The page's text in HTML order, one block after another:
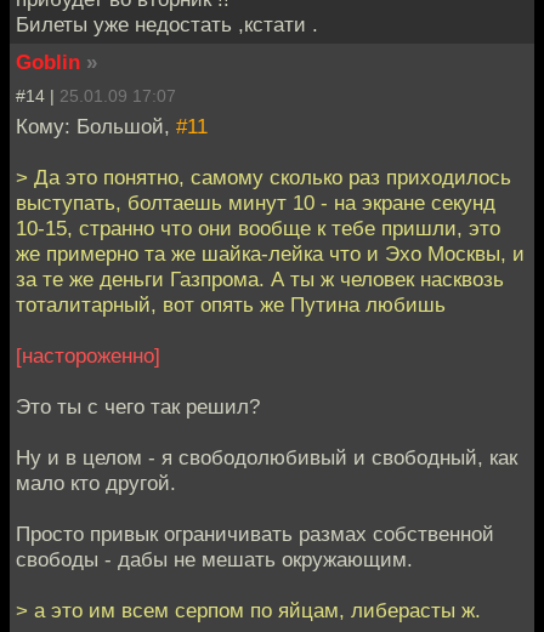
Билеты уже недостать ,кстати .
Goblin »
#14 | 25.01.09 17:07
Кому: Большой, #11
> Да это понятно, самому сколько раз приходилось
выступать, болтаешь минут 10 - на экране секунд
10-15, странно что они вообще к тебе пришли, это
же примерно та же шайка-лейка что и Эхо Москвы, и
за те же деньги Газпрома. А ты ж человек насквозь
тоталитарный, вот опять же Путина любишь
[настороженно]
Это ты с чего так решил?
Ну и в целом - я свободолюбивый и свободный, как
мало кто другой.
Просто привык ограничивать размах собственной
свободы - дабы не мешать окружающим.
> а это им всем серпом по яйцам, либерасты ж.